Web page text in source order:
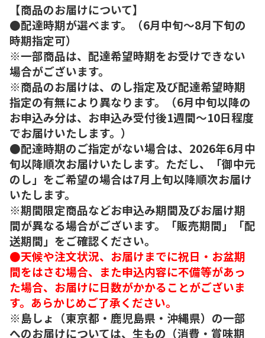
【商品のお届けについて】
●配達時期が選べます。（6月中旬～8月下旬の
時期指定可）
※一部商品は、配達希望時期をお受けできない
場合がございます。
※商品のお届けは、のし指定及び配達希望時期
指定の有無により異なります。（6月中旬以降の
お申込み分は、お申込み受付後1週間～10日程度
でお届けいたします。）
●配達時期のご指定がない場合は、2026年6月中
旬以降順次お届けいたします。ただし、「御中元
のし」をご希望の場合は7月上旬以降順次お届け
いたします。
※期間限定商品などお申込み期間及びお届け期
間が異なる場合がございます。「販売期間」「配
送期間」をご確認ください。
●天候や注文状況、お届けまでに祝日・お盆期
間をはさむ場合、また申込内容に不備等があっ
た場合、お届けに日数がかかることがございま
す。あらかじめご了承ください。
※島しょ（東京都・鹿児島県・沖縄県）の一部
へのお届けについては、生もの（消費・賞味期